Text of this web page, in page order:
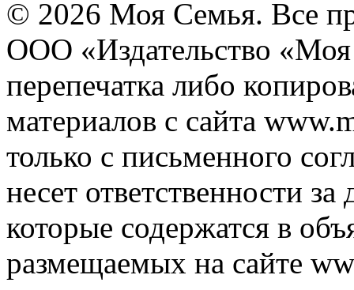
© 2026 Моя Семья. Все
ООО «Издательство
перепечатка либо
материалов с сайта
только с письменного
несет ответственности
которые содержатся в
размещаемых на сайте